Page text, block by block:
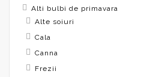
Alti bulbi de primavara
Alte soiuri
Cala
Canna
Frezii